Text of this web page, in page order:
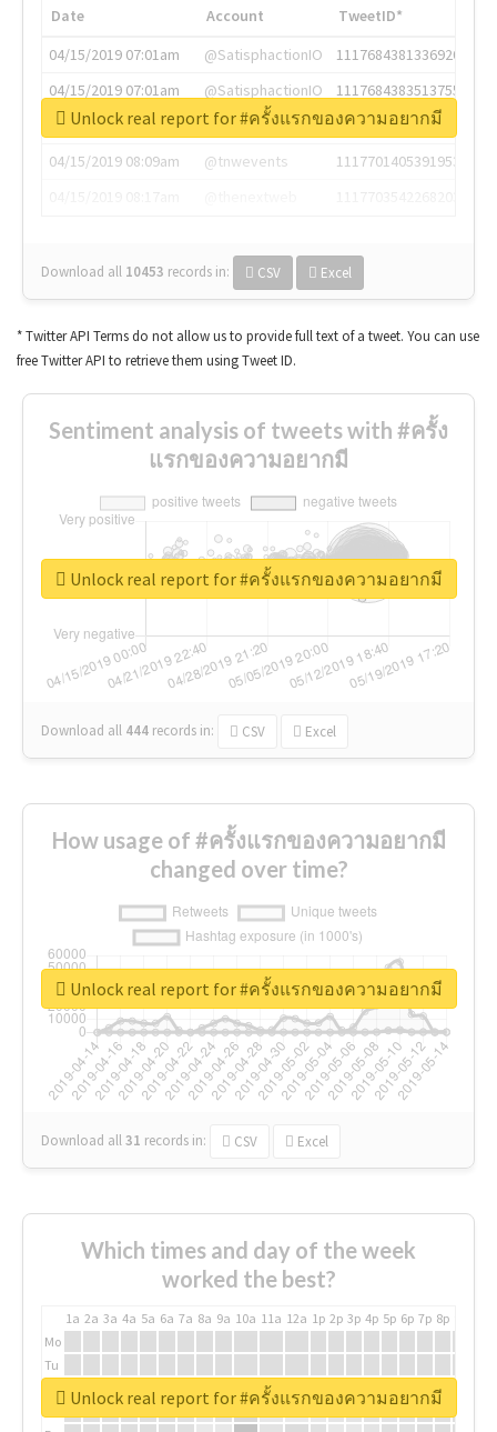
Date Account
TweetID*
04/15/2019 07:01am
@SatisphactionIO
1117684381336920064
04/15/2019 07:01am
@SatisphactionIO
1117684383513755649
04/15/2019 07:03am
@annaercilla
1117684805876027392
04/15/2019 08:09am
@tnwevents
1117701405391953920
Download all 10453 records in: CSV Excel
Unlock real report for #ครั้งแรกของความอยากมี
* Twitter API Terms do not allow us to provide full text of a tweet. You can use
free Twitter API to retrieve them using Tweet ID.
Sentiment analysis of tweets with #ครั้ง
แรกของความอยากมี
Download all 444 records in: CSV Excel
Unlock real report for #ครั้งแรกของความอยากมี
How usage of #ครั้งแรกของความอยากมี
changed over time?
Download all31 records in: CSV Excel
Unlock real report for #ครั้งแรกของความอยากมี
Which times and day of the week
worked the best?
1a 2a 3a 4a 5a 6a 7a 8a 9a 10a 11a 12a 1p 2p 3p 4p 5p 6p 7p 8p
Mo
Tu
We Unlock real report for #ครั้งแรกของความอยากมี